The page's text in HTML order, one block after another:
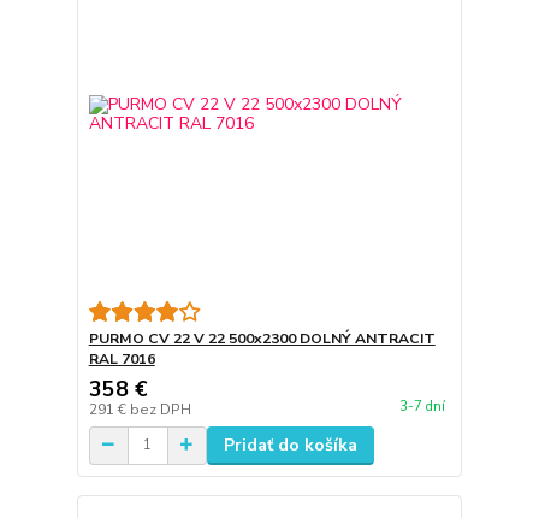
PURMO CV 22 V 22 500x2300 DOLNÝ ANTRACIT
RAL 7016
358 €
291 € bez DPH 3-7 dní
Pridať do košíka